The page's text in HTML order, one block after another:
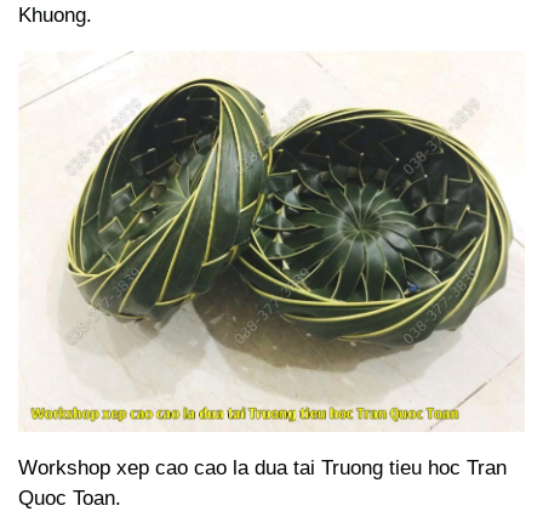
Khuong.
Workshop xep cao cao la dua tai Truong tieu hoc Tran
Quoc Toan.